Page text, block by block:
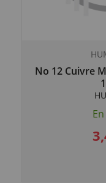
No 12 Cuivre